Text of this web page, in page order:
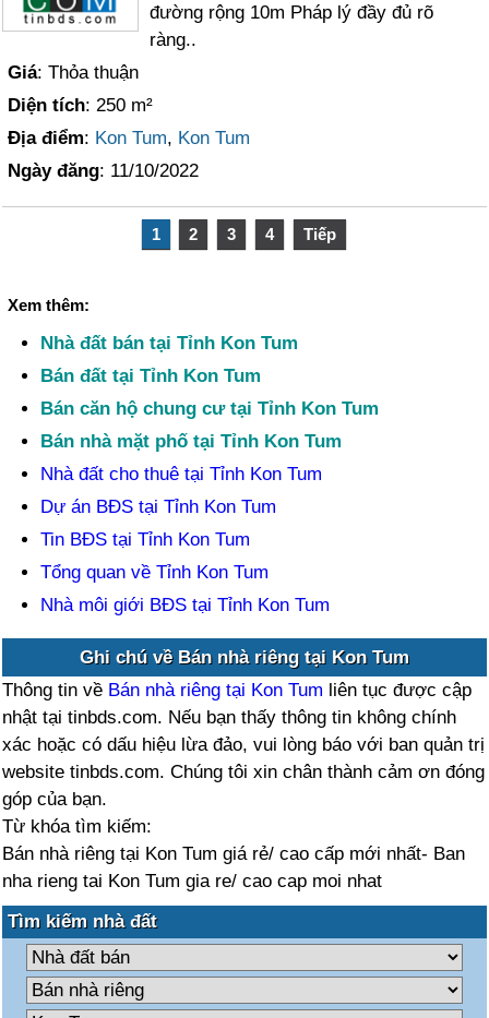
đường rộng 10m Pháp lý đầy đủ rõ
ràng..
Giá: Thỏa thuận
Diện tích: 250 m²
Địa điểm: Kon Tum, Kon Tum
Ngày đăng: 11/10/2022
1 2 3 4 Tiếp
Xem thêm:
Nhà đất bán tại Tỉnh Kon Tum
Bán đất tại Tỉnh Kon Tum
Bán căn hộ chung cư tại Tỉnh Kon Tum
Bán nhà mặt phố tại Tỉnh Kon Tum
Nhà đất cho thuê tại Tỉnh Kon Tum
Dự án BĐS tại Tỉnh Kon Tum
Tin BĐS tại Tỉnh Kon Tum
Tổng quan về Tỉnh Kon Tum
Nhà môi giới BĐS tại Tỉnh Kon Tum
Ghi chú về Bán nhà riêng tại Kon Tum
Thông tin về Bán nhà riêng tại Kon Tum liên tục được cập
nhật tại tinbds.com. Nếu bạn thấy thông tin không chính
xác hoặc có dấu hiệu lừa đảo, vui lòng báo với ban quản trị
website tinbds.com. Chúng tôi xin chân thành cảm ơn đóng
góp của bạn.
Từ khóa tìm kiếm:
Bán nhà riêng tại Kon Tum giá rẻ/ cao cấp mới nhất- Ban
nha rieng tai Kon Tum gia re/ cao cap moi nhat
Tìm kiếm nhà đất